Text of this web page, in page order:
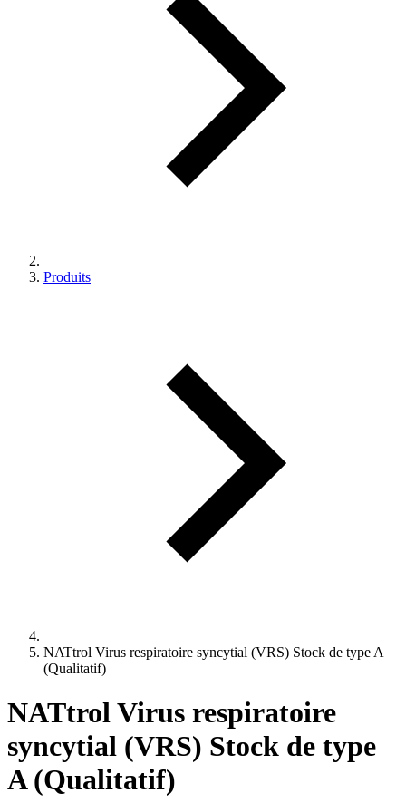
Produits
NATtrol Virus respiratoire syncytial (VRS) Stock de type A
(Qualitatif)
NATtrol Virus respiratoire
syncytial (VRS) Stock de type
A (Qualitatif)